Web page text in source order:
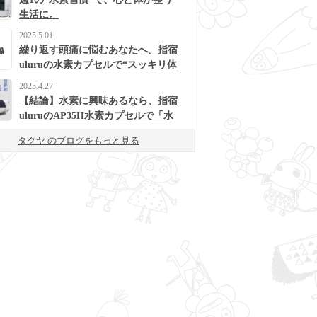
生活に。
2025.5.01
繰り返す頭痛に悩むあなたへ。指宿
uluruの水素カプセルで“スッキリ体
2025.4.27
【結論】水素に興味あるなら、指宿
uluruのAP35H水素カプセルで「水
タクヤ のブログをもっと見る